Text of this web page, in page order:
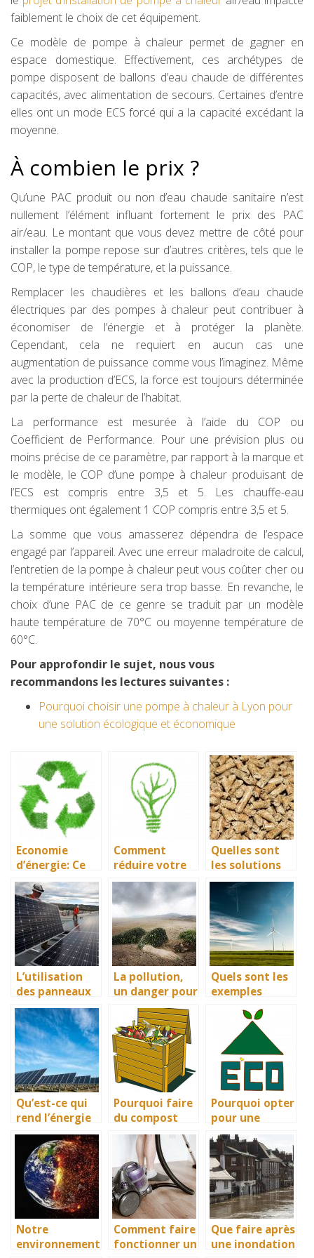
faiblement le choix de cet équipement.
Ce modèle de pompe à chaleur permet de gagner en
espace domestique. Effectivement, ces archétypes de
pompe disposent de ballons d’eau chaude de différentes
capacités, avec alimentation de secours. Certaines d’entre
elles ont un mode ECS forcé qui a la capacité excédant la
moyenne.
À combien le prix ?
Qu’une PAC produit ou non d’eau chaude sanitaire n’est
nullement l’élément influant fortement le prix des PAC
air/eau. Le montant que vous devez mettre de côté pour
installer la pompe repose sur d’autres critères, tels que le
COP, le type de température, et la puissance.
Remplacer les chaudières et les ballons d’eau chaude
électriques par des pompes à chaleur peut contribuer à
économiser de l’énergie et à protéger la planète.
Cependant, cela ne requiert en aucun cas une
augmentation de puissance comme vous l’imaginez. Même
avec la production d’ECS, la force est toujours déterminée
par la perte de chaleur de l’habitat.
La performance est mesurée à l’aide du COP ou
Coefficient de Performance. Pour une prévision plus ou
moins précise de ce paramètre, par rapport à la marque et
le modèle, le COP d’une pompe à chaleur produisant de
l’ECS est compris entre 3,5 et 5. Les chauffe-eau
thermiques ont également 1 COP compris entre 3,5 et 5.
La somme que vous amasserez dépendra de l’espace
engagé par l’appareil. Avec une erreur maladroite de calcul,
l’entretien de la pompe à chaleur peut vous coûter cher ou
la température intérieure sera trop basse. En revanche, le
choix d’une PAC de ce genre se traduit par un modèle
haute température de 70°C ou moyenne température de
60°C.
Pour approfondir le sujet, nous vous
recommandons les lectures suivantes :
Pourquoi choisir une pompe à chaleur à Lyon pour
une solution écologique et économique
Economie
d’énergie: Ce
qui fait
consommer
trop d’énergie
à la maison!
Comment
réduire votre
consommation
en électricité à
la maison?
Quelles sont
les solutions
de chauffage
pour votre
habitat ?
L’utilisation
des panneaux
solaires, pour
une solution
écologique.
La pollution,
un danger pour
l’environnemen
Quels sont les
exemples
spécifiques
d’énergie verte
Qu’est-ce qui
rend l’énergie
solaire verte ?
Pourquoi faire
du compost
est un geste
écologique?
Pourquoi opter
pour une
maison
écologique?
Notre
environnement
Comment faire
fonctionner un
Que faire après
une inondation